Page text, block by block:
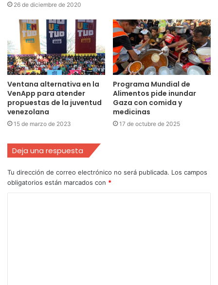
26 de diciembre de 2020
Ventana alternativa en la
VenApp para atender
propuestas de la juventud
venezolana
15 de marzo de 2023
Programa Mundial de
Alimentos pide inundar
Gaza con comida y
medicinas
17 de octubre de 2025
Deja una respuesta
Tu dirección de correo electrónico no será publicada. Los campos
obligatorios están marcados con *